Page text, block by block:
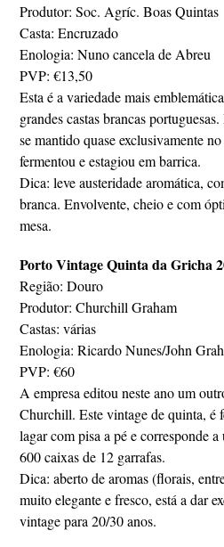
Produtor: Soc. Agríc. Boas Quintas
Casta: Encruzado
Enologia: Nuno cancela de Abreu
PVP: €13,50
Esta é a variedade mais
grandes castas brancas
se mantido quase exclusivamente
fermentou e estagiou em barrica.
Dica: leve austeridade aromática,
branca. Envolvente, cheio e com
mesa.
Porto Vintage Quinta da Gricha
Região: Douro
Produtor: Churchill Graham
Castas: várias
Enologia: Ricardo Nunes/John
PVP: €60
A empresa editou neste ano um
Churchill. Este vintage de quinta, é
lagar com pisa a pé e corresponde
600 caixas de 12 garrafas.
Dica: aberto de aromas (florais,
muito elegante e fresco, está a dar
vintage para 20/30 anos.